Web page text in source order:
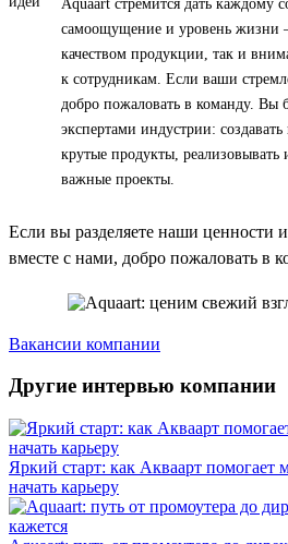
Aquaart стремится дать каждому
самоощущение и уровень жизни
качеством продукции, так и
к сотрудникам. Если ваши
добро пожаловать в команду. Вы
экспертами индустрии:
крутые продукты, реализовывать
важные проекты.
Если вы разделяете наши ценности
вместе с нами, добро пожаловать в
Вакансии компании
Другие интервью компании
Яркий старт: как Акваарт помогает
начать карьеру